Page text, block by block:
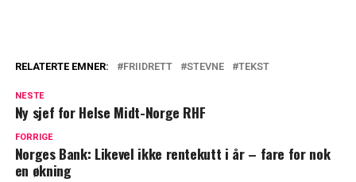
RELATERTE EMNER: FRIIDRETT STEVNE TEKST
NESTE
Ny sjef for Helse Midt-Norge RHF
FORRIGE
Norges Bank: Likevel ikke rentekutt i år – fare for nok
en økning